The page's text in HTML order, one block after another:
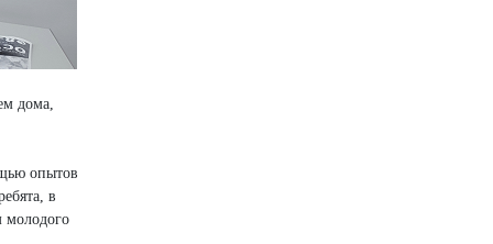
дома,
опытов
в
молодого